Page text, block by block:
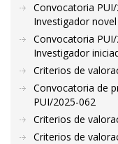
Convocatoria
Investigador
Convocatoria
Investigador
Criterios de
Convocatoria de
PUI/2025-062
Criterios de
Criterios de